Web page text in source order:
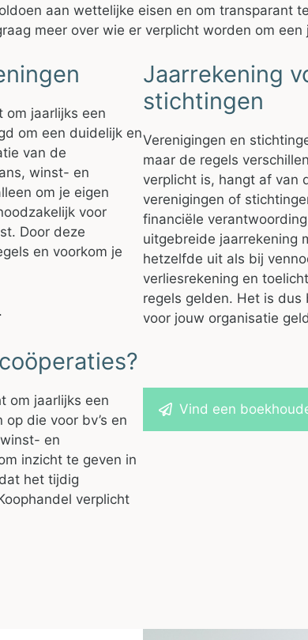
aan wettelijke eisen en om transparant
meer over wie er verplicht worden om een
om jaarlijks een
om een duidelijk en
van de
winst- en
om je eigen
voor
Door deze
en voorkom je
Jaarrekening
stichtingen
Verenigingen en
maar de regels
verplicht is, hangt af van
verenigingen of
financiële
uitgebreide jaarrekening
hetzelfde uit als bij
verliesrekening en
regels gelden. Het is
voor jouw organisatie
om jaarlijks een
die voor bv’s en
en
inzicht te geven in
het tijdig
verplicht
Vind een